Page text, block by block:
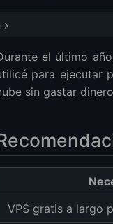
“VPS Gratuito”?
Tier – El Mejor VPS
Trial VPS
el último
para ejecutar
sin gastar
VPS gratis a largo